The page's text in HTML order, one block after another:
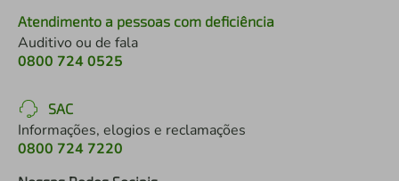
Atendimento a pessoas com deficiência
Auditivo ou de fala
0800 724 0525
SAC
Informações, elogios e reclamações
0800 724 7220